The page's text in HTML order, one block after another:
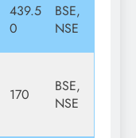
439.5
0
BSE,
NSE
170
BSE,
NSE